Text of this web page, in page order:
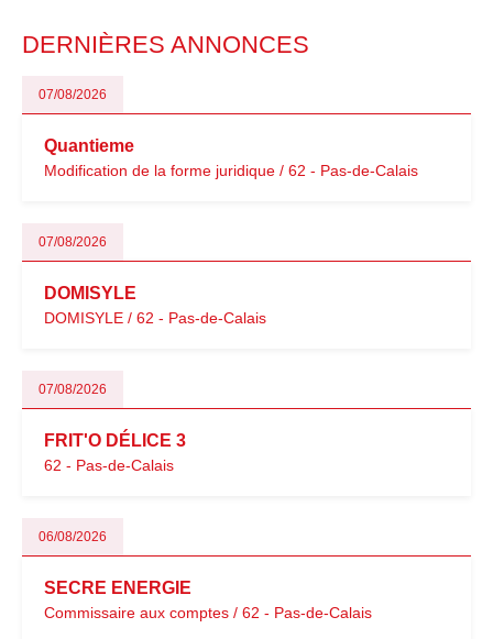
DERNIÈRES ANNONCES
07/08/2026
Quantieme
Modification de la forme juridique / 62 - Pas-de-Calais
07/08/2026
DOMISYLE
DOMISYLE / 62 - Pas-de-Calais
07/08/2026
FRIT'O DÉLICE 3
62 - Pas-de-Calais
06/08/2026
SECRE ENERGIE
Commissaire aux comptes / 62 - Pas-de-Calais